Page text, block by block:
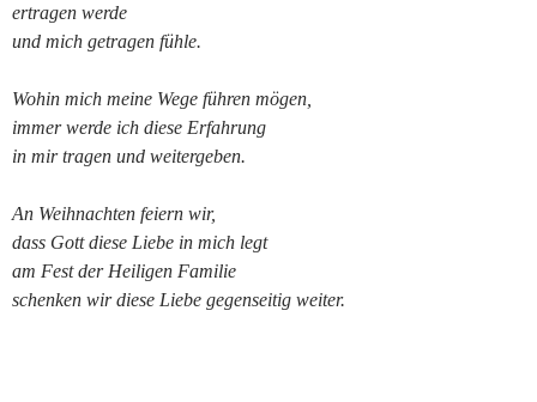
ertragen werde
und mich getragen fühle.
Wohin mich meine Wege führen mögen,
immer werde ich diese Erfahrung
in mir tragen und weitergeben.
An Weihnachten feiern wir,
dass Gott diese Liebe in mich legt
am Fest der Heiligen Familie
schenken wir diese Liebe gegenseitig weiter.